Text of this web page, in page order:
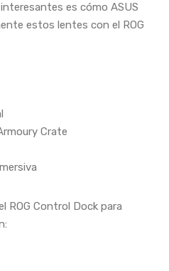
es cómo ASUS
estos lentes con el ROG
Crate
ROG Control Dock para